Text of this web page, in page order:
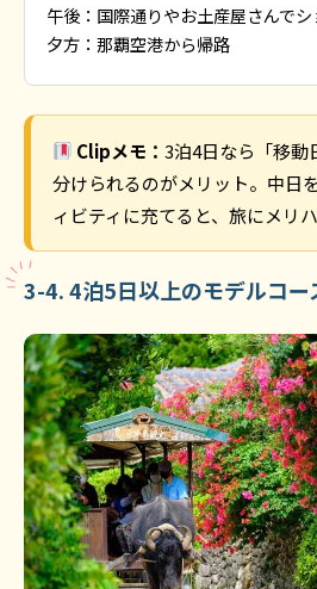
午後：国際通りやお土産屋さんで
夕方：那覇空港から帰路
Clipメモ：3泊4日なら「移動
分けられるのがメリット。中日
ィビティに充てると、旅にメリ
3-4. 4泊5日以上のモデルコー